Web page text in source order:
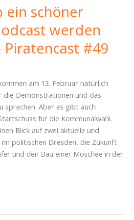
ein schöner
werden
Piratencast #49
am 13. Februar natürlich
die Demonstrationen und das
sprechen. Aber es gibt auch
für die Kommunalwahl.
Blick auf zwei aktuelle und
politischen Dresden, die Zukunft
und den Bau einer Moschee in der